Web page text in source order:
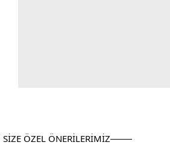
SİZE ÖZEL ÖNERİLERİMİZ